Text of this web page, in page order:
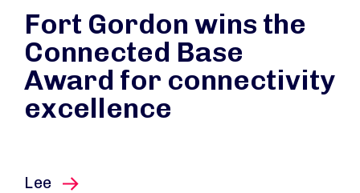
Fort Gordon wins the
Connected Base
Award for connectivity
excellence
Lee este artículo